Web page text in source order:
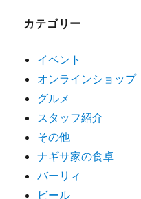
カテゴリー
イベント
オンラインショップ
グルメ
スタッフ紹介
その他
ナギサ家の食卓
バーリィ
ビール